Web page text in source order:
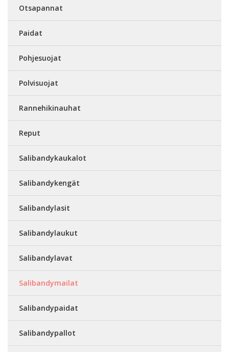
Otsapannat
Paidat
Pohjesuojat
Polvisuojat
Rannehikinauhat
Reput
Salibandykaukalot
Salibandykengät
Salibandylasit
Salibandylaukut
Salibandylavat
Salibandymailat
Salibandypaidat
Salibandypallot